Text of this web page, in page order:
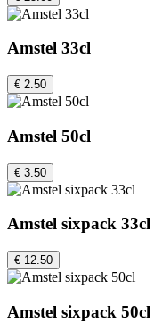
Amstel 33cl
€ 2.50
Amstel 50cl
€ 3.50
Amstel sixpack 33cl
€ 12.50
Amstel sixpack 50cl